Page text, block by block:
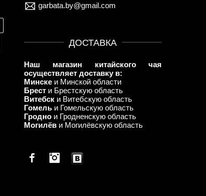
garbata.by@gmail.com
ДОСТАВКА
Наш магазин китайского чая
осуществляет доставку в:
Минске и Минской области
Брест и Брестскую область
Витебск и Витебскую область
Гомель и Гомельскую область
Гродно и Гродненскую область
Могилёв и Могилёвскую область
Facebook